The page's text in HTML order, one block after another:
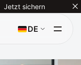
Jetzt sichern
DE
Select Language